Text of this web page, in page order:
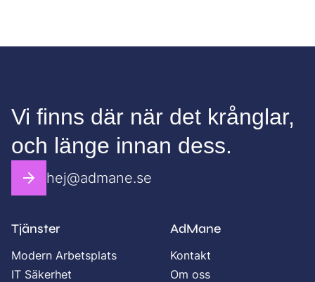
Vi finns där när det krånglar,
och länge innan dess.
hej@admane.se
Tjänster
Modern Arbetsplats
IT Säkerhet
AdMane
Kontakt
Om oss